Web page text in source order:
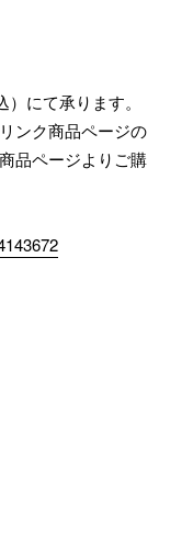
にて承ります。
ンク商品ページの
品ページよりご購